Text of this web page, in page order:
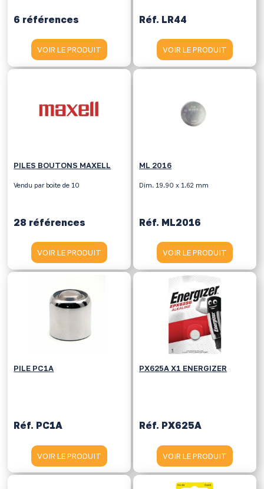
6 références
VOIR LE PRODUIT
Réf. LR44
VOIR LE PRODUIT
PILES BOUTONS MAXELL
Vendu par boite de 10
28 références
VOIR LE PRODUIT
ML 2016
Dim. 19.90 x 1.62 mm
Réf. ML2016
VOIR LE PRODUIT
PILE PC1A
Réf. PC1A
VOIR LE PRODUIT
PX625A X1 ENERGIZER
Réf. PX625A
VOIR LE PRODUIT